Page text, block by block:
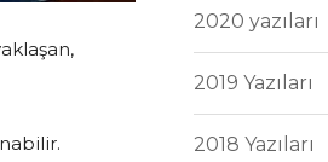
2020 yazıları
2019 Yazıları
2018 Yazıları